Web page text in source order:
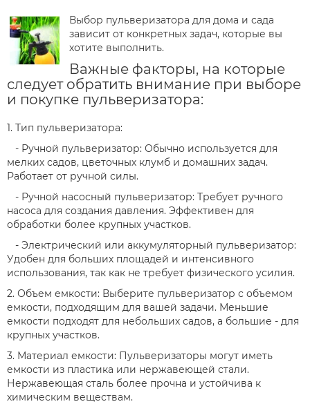
Выбор пульверизатора для дома и сада
зависит от конкретных задач, которые вы
хотите выполнить.
Важные факторы, на которые
следует обратить внимание при выборе
и покупке пульверизатора:
1. Тип пульверизатора:
- Ручной пульверизатор: Обычно используется для
мелких садов, цветочных клумб и домашних задач.
Работает от ручной силы.
- Ручной насосный пульверизатор: Требует ручного
насоса для создания давления. Эффективен для
обработки более крупных участков.
- Электрический или аккумуляторный пульверизатор:
Удобен для больших площадей и интенсивного
использования, так как не требует физического усилия.
2. Объем емкости: Выберите пульверизатор с объемом
емкости, подходящим для вашей задачи. Меньшие
емкости подходят для небольших садов, а большие - для
крупных участков.
3. Материал емкости: Пульверизаторы могут иметь
емкости из пластика или нержавеющей стали.
Нержавеющая сталь более прочна и устойчива к
химическим веществам.